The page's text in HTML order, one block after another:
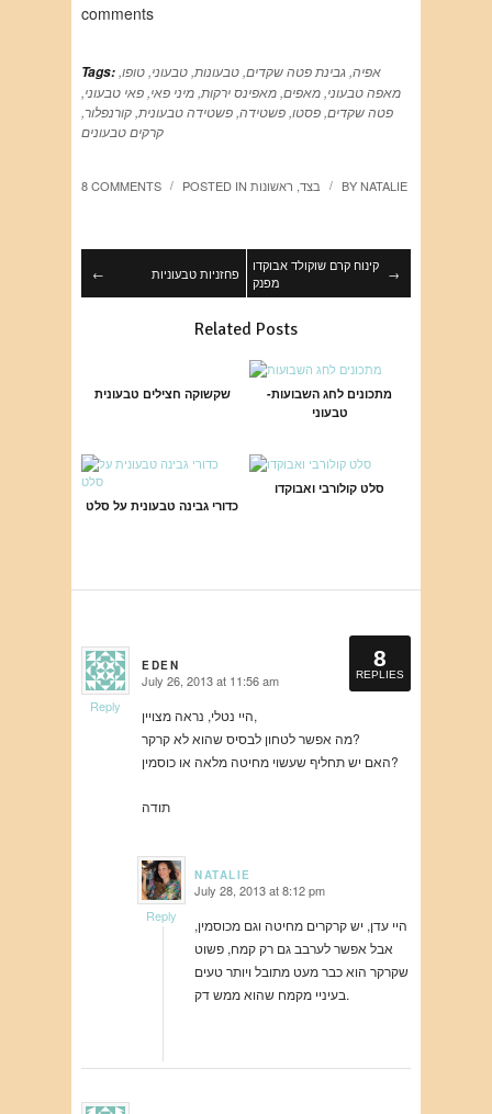
comments
Tags: אפיה, גבינת פטה שקדים, טבעונות, טבעוני, טופו,
מאפה טבעוני, מאפים, מאפינס ירקות, מיני פאי, פאי טבעוני,
פטה שקדים, פסטו, פשטידה, פשטידה טבעונית, קורנפלור,
קרקים טבעונים
8 COMMENTS / POSTED IN בצד ראשונות / BYNATALIE
← פחזניות טבעוניות
קינוח קרם שוקולד אבוקדו
מפנק
→
Related Posts
שקשוקה חצילים טבעונית
מתכונים לחג השבועות-
טבעוני
כדורי גבינה טבעונית על סלט
סלט קולורבי ואבוקדו
8
REPLIES
EDEN
says: July 26, 2013 at 11:56 am
היי נטלי, נראה מצויין,
מה אפשר לטחון לבסיס שהוא לא קרקר?
האם יש תחליף שעשוי מחיטה מלאה או כוסמין?
תודה
Reply
NATALIE
says: July 28, 2013 at 8:12 pm
היי עדן, יש קרקרים מחיטה וגם מכוסמין,
אבל אפשר לערבב גם רק קמח, פשוט
שקרקר הוא כבר מעט מתובל ויותר טעים
בעיניי מקמח שהוא ממש דק.
Reply